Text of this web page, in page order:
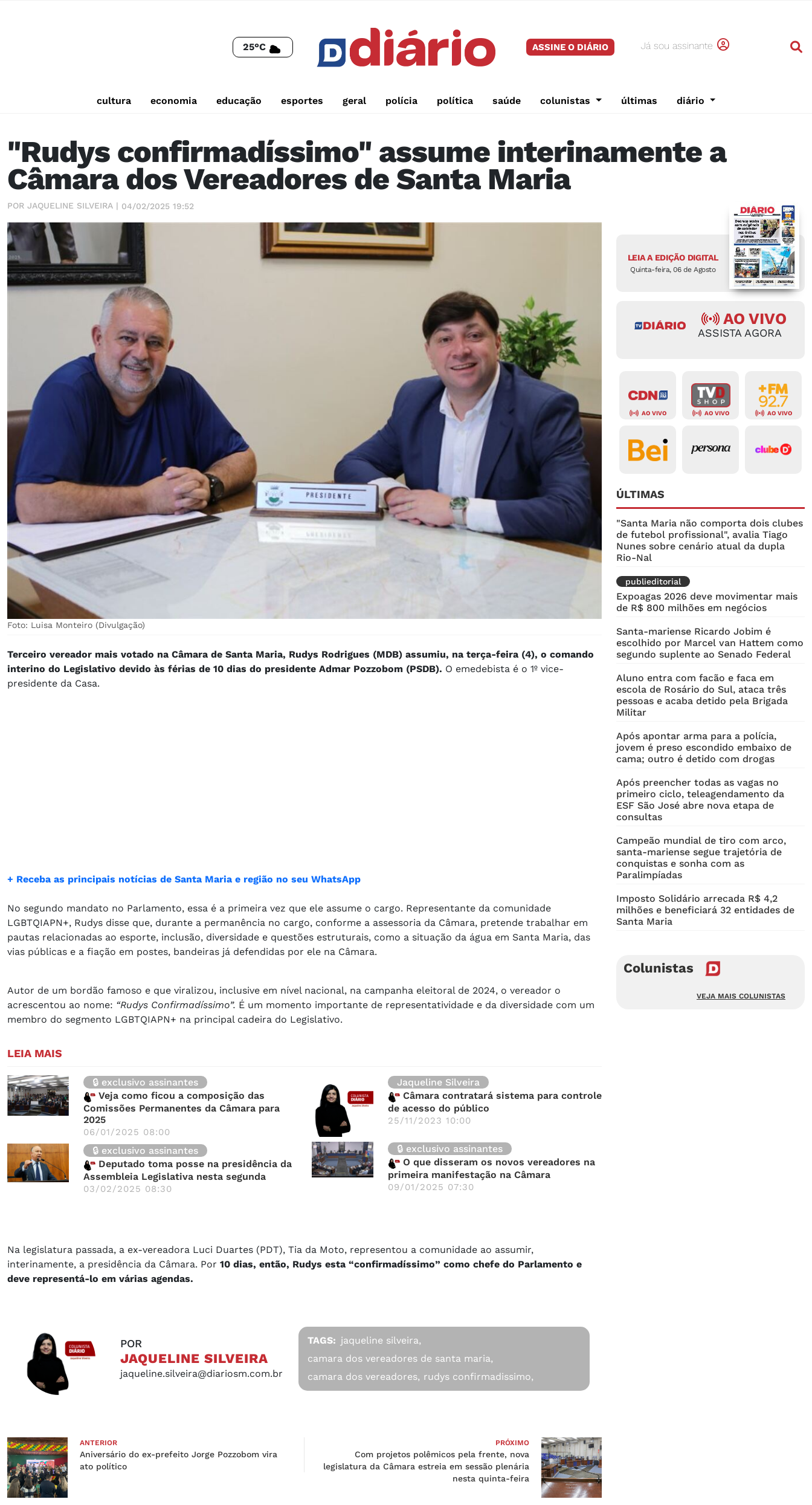
25°C ASSINE O DIÁRIO Já sou assinante
cultura economia educação esportes geral polícia política saúde colunistas últimas diário
"Rudys confirmadíssimo" assume interinamente a
Câmara dos Vereadores de Santa Maria
POR JAQUELINE SILVEIRA | 04/02/2025 19:52
Foto: Luisa Monteiro (Divulgação)
Terceiro vereador mais votado na Câmara de Santa Maria, Rudys Rodrigues (MDB) assumiu, na terça-feira (4), o comando
interino do Legislativo devido às férias de 10 dias do presidente Admar Pozzobom (PSDB). O emedebista é o 1º vice-
presidente da Casa.
+ Receba as principais notícias de Santa Maria e região no seu WhatsApp
No segundo mandato no Parlamento, essa é a primeira vez que ele assume o cargo. Representante da comunidade
LGBTQIAPN+, Rudys disse que, durante a permanência no cargo, conforme a assessoria da Câmara, pretende trabalhar em
pautas relacionadas ao esporte, inclusão, diversidade e questões estruturais, como a situação da água em Santa Maria, das
vias públicas e a fiação em postes, bandeiras já defendidas por ele na Câmara.
Autor de um bordão famoso e que viralizou, inclusive em nível nacional, na campanha eleitoral de 2024, o vereador o
acrescentou ao nome: “Rudys Confirmadíssimo”. É um momento importante de representatividade e da diversidade com um
membro do segmento LGBTQIAPN+ na principal cadeira do Legislativo.
LEIA MAIS
🔒 exclusivo assinantes
Veja como ficou a composição das
Comissões Permanentes da Câmara para
2025
06/01/2025 08:00
🔒 exclusivo assinantes
Deputado toma posse na presidência da
Assembleia Legislativa nesta segunda
03/02/2025 08:30
Jaqueline Silveira
Câmara contratará sistema para controle
de acesso do público
25/11/2023 10:00
🔒 exclusivo assinantes
O que disseram os novos vereadores na
primeira manifestação na Câmara
09/01/2025 07:30
Na legislatura passada, a ex-vereadora Luci Duartes (PDT), Tia da Moto, representou a comunidade ao assumir,
interinamente, a presidência da Câmara. Por 10 dias, então, Rudys esta “confirmadíssimo” como chefe do Parlamento e
deve representá-lo em várias agendas.
POR
JAQUELINE SILVEIRA
jaqueline.silveira@diariosm.com.br
TAGS: jaqueline silveira,
camara dos vereadores de santa maria,
camara dos vereadores, rudys confirmadissimo,
ANTERIOR
Aniversário do ex-prefeito Jorge Pozzobom vira
ato político
PRÓXIMO
Com projetos polêmicos pela frente, nova
legislatura da Câmara estreia em sessão plenária
nesta quinta-feira
LEIA A EDIÇÃO DIGITAL
Quinta-feira, 06 de Agosto
AO VIVO
ASSISTA AGORA
AO VIVO AO VIVO AO VIVO
ÚLTIMAS
"Santa Maria não comporta dois clubes
de futebol profissional", avalia Tiago
Nunes sobre cenário atual da dupla
Rio-Nal
publieditorial
Expoagas 2026 deve movimentar mais
de R$ 800 milhões em negócios
Santa-mariense Ricardo Jobim é
escolhido por Marcel van Hattem como
segundo suplente ao Senado Federal
Aluno entra com facão e faca em
escola de Rosário do Sul, ataca três
pessoas e acaba detido pela Brigada
Militar
Após apontar arma para a polícia,
jovem é preso escondido embaixo de
cama; outro é detido com drogas
Após preencher todas as vagas no
primeiro ciclo, teleagendamento da
ESF São José abre nova etapa de
consultas
Campeão mundial de tiro com arco,
santa-mariense segue trajetória de
conquistas e sonha com as
Paralimpíadas
Imposto Solidário arrecada R$ 4,2
milhões e beneficiará 32 entidades de
Santa Maria
Colunistas
VEJA MAIS COLUNISTAS